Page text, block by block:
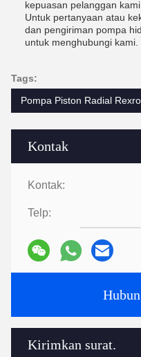
Kontak
Kontak:
Telp:
Kirimkan surat.
kepuasan pelanggan kami.
Untuk pertanyaan atau
dan pengiriman pompa
untuk menghubungi kami.
Tags:
Pompa Piston Radial